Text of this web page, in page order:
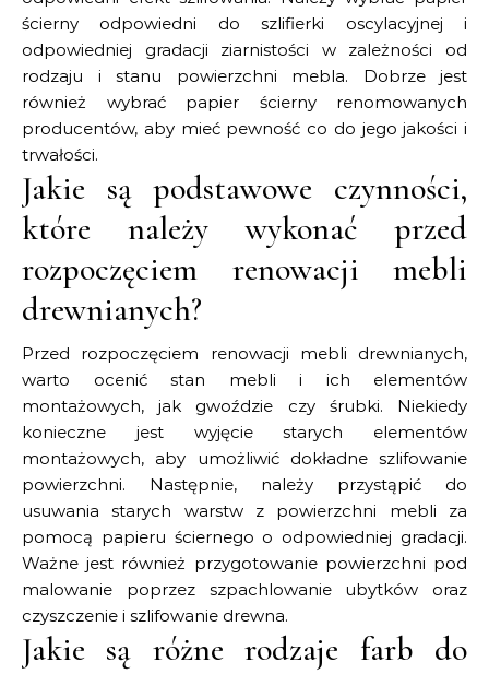
ścierny odpowiedni do szlifierki oscylacyjnej i
odpowiedniej gradacji ziarnistości w zależności od
rodzaju i stanu powierzchni mebla. Dobrze jest
również wybrać papier ścierny renomowanych
producentów, aby mieć pewność co do jego jakości i
trwałości.
Jakie są podstawowe czynności,
które należy wykonać przed
rozpoczęciem renowacji mebli
drewnianych?
Przed rozpoczęciem renowacji mebli drewnianych,
warto ocenić stan mebli i ich elementów
montażowych, jak gwoździe czy śrubki. Niekiedy
konieczne jest wyjęcie starych elementów
montażowych, aby umożliwić dokładne szlifowanie
powierzchni. Następnie, należy przystąpić do
usuwania starych warstw z powierzchni mebli za
pomocą papieru ściernego o odpowiedniej gradacji.
Ważne jest również przygotowanie powierzchni pod
malowanie poprzez szpachlowanie ubytków oraz
czyszczenie i szlifowanie drewna.
Jakie są różne rodzaje farb do